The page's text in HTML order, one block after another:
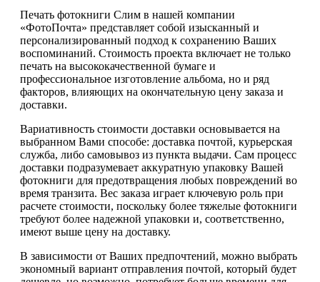
Печать фотокниги Слим в нашей компании
«ФотоПочта» представляет собой изысканный и
персонализированный подход к сохранению Ваших
воспоминаний. Стоимость проекта включает не только
печать на высококачественной бумаге и
профессиональное изготовление альбома, но и ряд
факторов, влияющих на окончательную цену заказа и
доставки.
Вариативность стоимости доставки основывается на
выбранном Вами способе: доставка почтой, курьерская
служба, либо самовывоз из пункта выдачи. Сам процесс
доставки подразумевает аккуратную упаковку Вашей
фотокниги для предотвращения любых повреждений во
время транзита. Вес заказа играет ключевую роль при
расчете стоимости, поскольку более тяжелые фотокниги
требуют более надежной упаковки и, соответственно,
имеют выше цену на доставку.
В зависимости от Ваших предпочтений, можно выбрать
экономный вариант отправления почтой, который будет